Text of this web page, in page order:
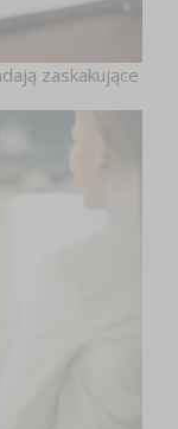
zaskakujące